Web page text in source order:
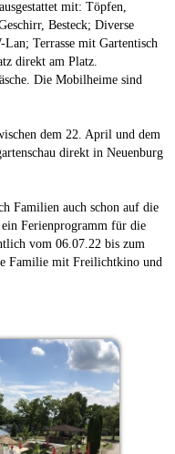
mit: Töpfen,
Besteck; Diverse
Terrasse mit Gartentisch
direkt am Platz.
Die Mobilheime sind
dem 22. April und dem
direkt in Neuenburg
Familien auch schon auf die
Ferienprogramm für die
vom 06.07.22 bis zum
Familie mit Freilichtkino und